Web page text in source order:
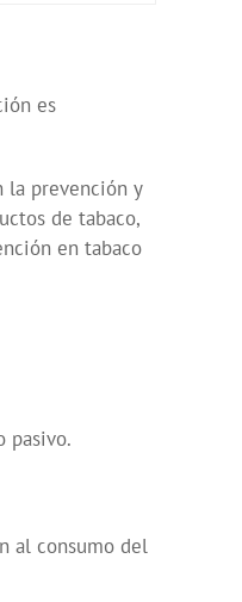
es
la prevención y
de tabaco,
en tabaco
pasivo.
al consumo del